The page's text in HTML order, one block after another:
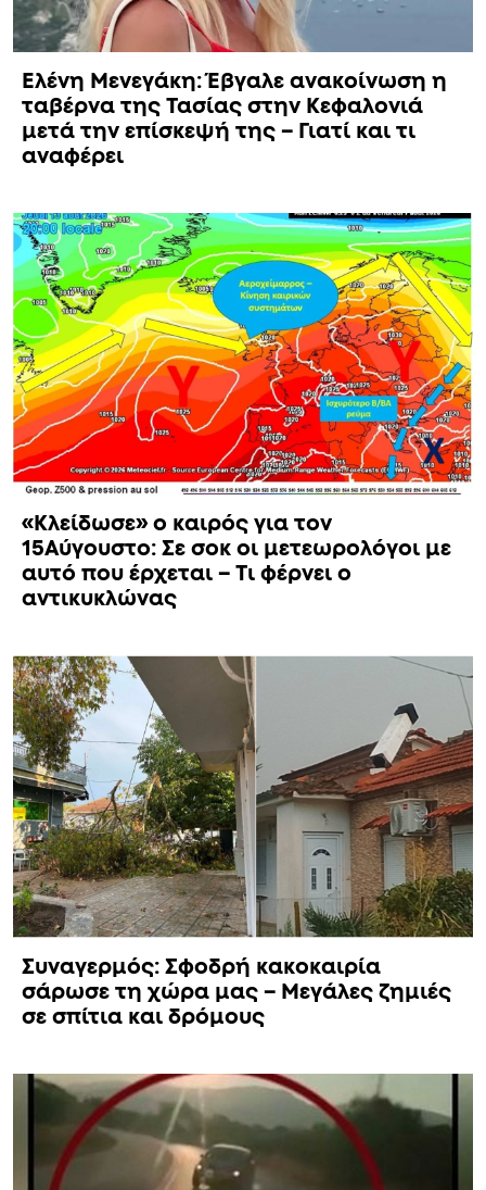
Ελένη Μενεγάκη: Έβγαλε ανακοίνωση η
ταβέρνα της Τασίας στην Κεφαλονιά
μετά την επίσκεψή της – Γιατί και τι
αναφέρει
«Κλείδωσε» ο καιρός για τον
15Αύγουστο: Σε σοκ οι μετεωρολόγοι με
αυτό που έρχεται – Τι φέρνει ο
αντικυκλώνας
Συναγερμός: Σφοδρή κακοκαιρία
σάρωσε τη χώρα μας – Μεγάλες ζημιές
σε σπίτια και δρόμους